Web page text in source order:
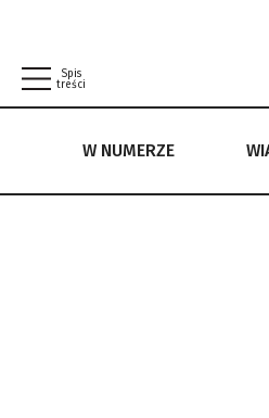
Spis
treści
W NUMERZE
W NUMERZE WIADOMOŚCI